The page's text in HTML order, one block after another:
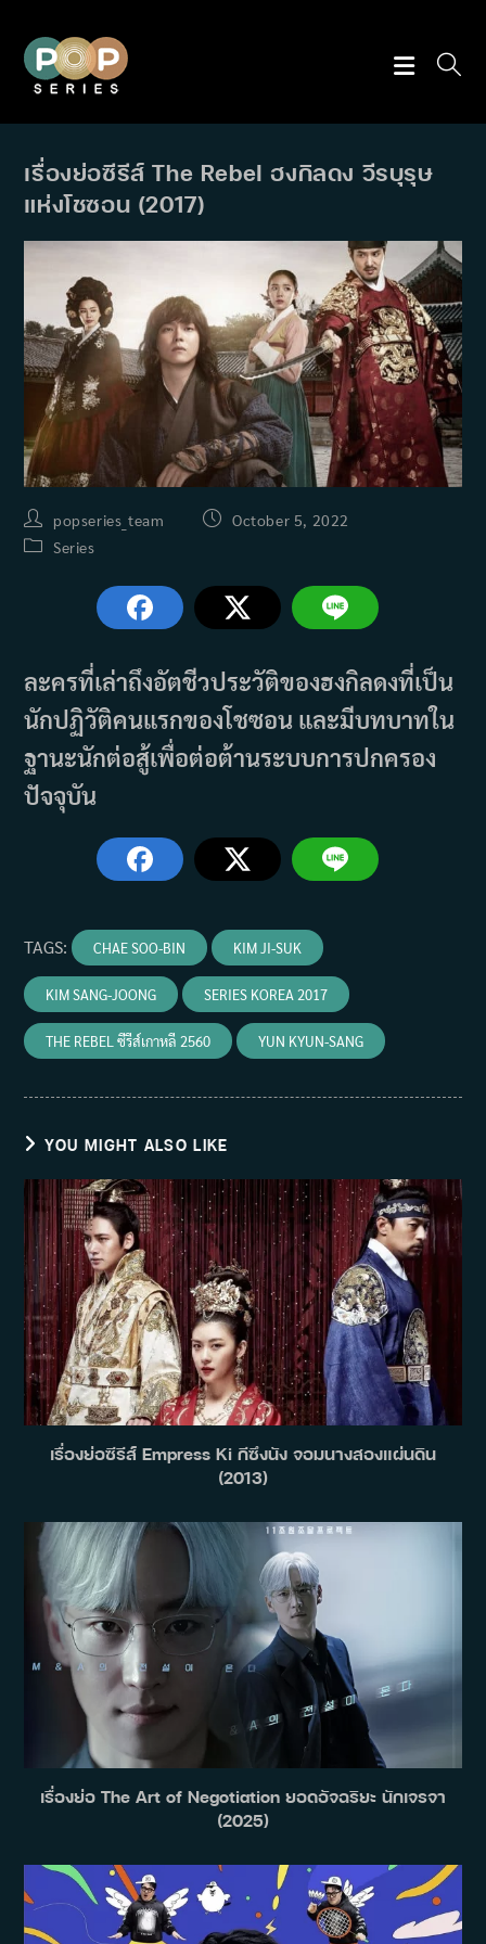
content
เรื่องย่อซีรีส์ The Rebel ฮงกิลดง วีรบุรุษ
แห่งโชซอน (2017)
Post
author:
popseries_team
PostOctober 5, 2022
PostSeries
ละครที่เล่าถึงอัตชีวประวัติของฮงกิลดงที่เป็น
นักปฏิวัติคนแรกของโชซอน และมีบทบาทใน
ฐานะนักต่อสู้เพื่อต่อต้านระบบการปกครอง
ปัจจุบัน
TAGS: CHAE SOO-BIN KIM JI-SUK
KIM SANG-JOONG SERIES KOREA 2017
THE REBEL ซีรีส์เกาหลี 2560 YUN KYUN-SANG
YOU MIGHT ALSO LIKE
เรื่องย่อซีรีส์ Empress Ki กีซึงนัง จอมนางสองแผ่นดิน
(2013)
เรื่องย่อ The Art of Negotiation ยอดอัจฉริยะ นักเจรจา
(2025)